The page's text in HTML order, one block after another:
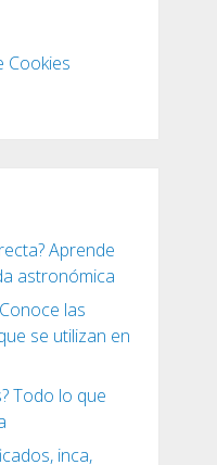
Cookies
Aprende
astronómica
las
se utilizan en
Todo lo que
inca,